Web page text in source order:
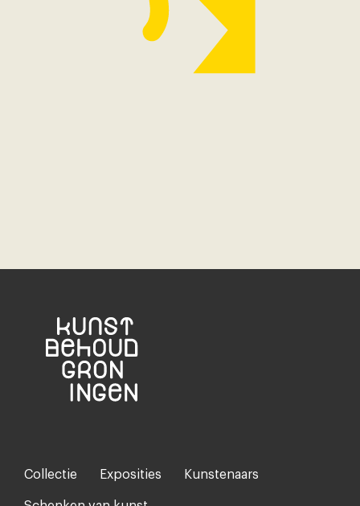
Footer-
menu
Collectie Exposities Kunstenaars